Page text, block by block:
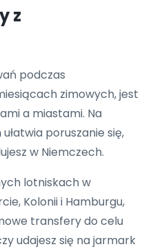
z
podczas
zimowych, jest
a miastami. Na
ułatwia poruszanie się,
w Niemczech.
lotniskach w
Kolonii i Hamburgu,
transfery do celu
udajesz się na jarmark